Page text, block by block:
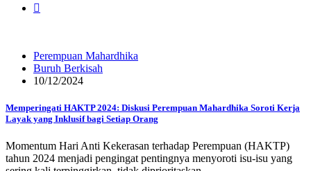
Perempuan Mahardhika
Buruh Berkisah
10/12/2024
Memperingati HAKTP 2024: Diskusi Perempuan Mahardhika Soroti Kerja
Layak yang Inklusif bagi Setiap Orang
Momentum Hari Anti Kekerasan terhadap Perempuan (HAKTP)
tahun 2024 menjadi pengingat pentingnya menyoroti isu-isu yang